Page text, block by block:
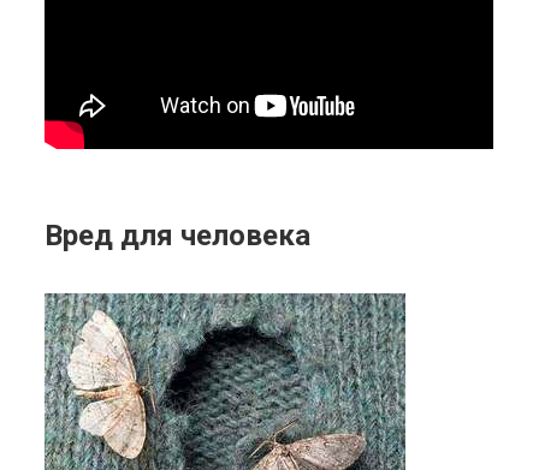
Вред для человека